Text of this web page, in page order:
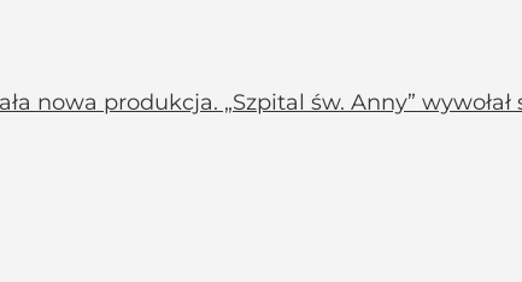
nowa produkcja. „Szpital św. Anny” wywołał